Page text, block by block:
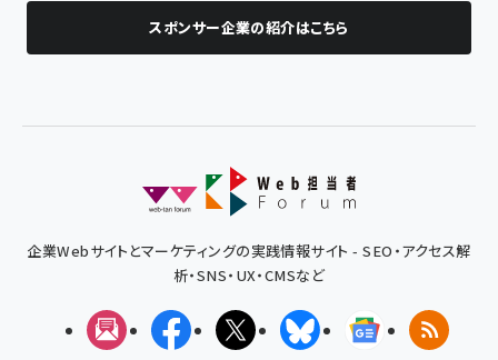
スポンサー企業の紹介はこちら
企業Webサイトとマーケティングの実践情報サイト - SEO・アクセス解
析・SNS・UX・CMSなど
メルマガFacebookX(エックス)BlueskyGoogleニュ
RSS